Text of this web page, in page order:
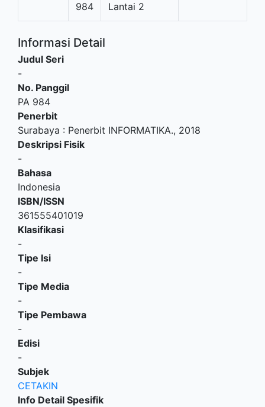
984
Lantai 2
Informasi Detail
Judul Seri
-
No. Panggil
PA 984
Penerbit
Surabaya : Penerbit INFORMATIKA., 2018
Deskripsi Fisik
-
Bahasa
Indonesia
ISBN/ISSN
361555401019
Klasifikasi
-
Tipe Isi
-
Tipe Media
-
Tipe Pembawa
-
Edisi
-
Subjek
CETAKIN
Info Detail Spesifik